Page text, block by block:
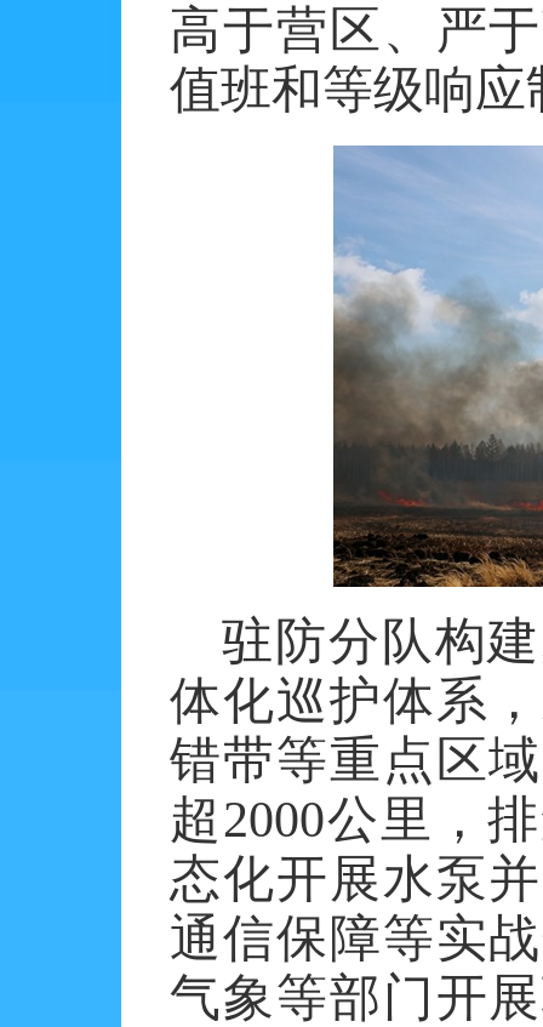
高于营区、严
值班和等级响
驻防分队构
体化巡护体系
错带等重点区
超2000公里，
态化开展水泵
通信保障等实
气象等部门开